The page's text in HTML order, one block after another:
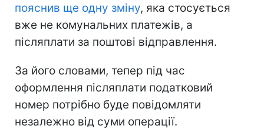
пояснив ще одну зміну, яка стосується
вже не комунальних платежів, а
післяплати за поштові відправлення.
За його словами, тепер під час
оформлення післяплати податковий
номер потрібно буде повідомляти
незалежно від суми операції.